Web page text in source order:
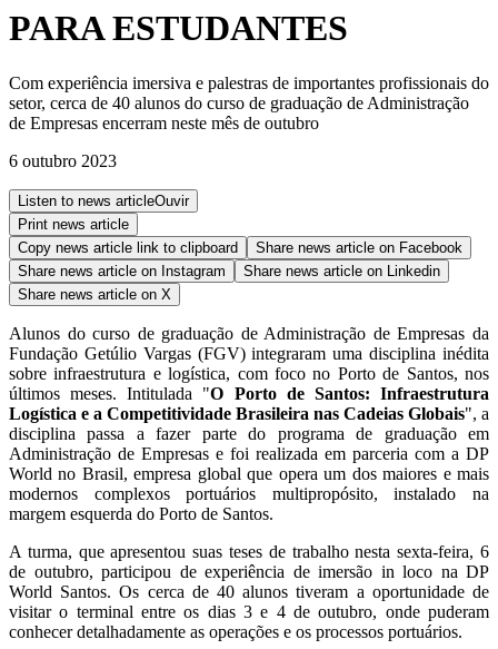
PARA ESTUDANTES
Com experiência imersiva e palestras de importantes profissionais do
setor, cerca de 40 alunos do curso de graduação de Administração
de Empresas encerram neste mês de outubro
6 outubro 2023
Listen to news articleOuvir
Print news article
Copy news article link to clipboard
Share news article on Facebook
Share news article on Instagram Share news article on
Linkedin
Share news article on X
Alunos do curso de graduação de Administração de Empresas da
Fundação Getúlio Vargas (FGV) integraram uma disciplina inédita
sobre infraestrutura e logística, com foco no Porto de Santos, nos
últimos meses. Intitulada "O Porto de Santos: Infraestrutura
Logística e a Competitividade Brasileira nas Cadeias Globais", a
disciplina passa a fazer parte do programa de graduação em
Administração de Empresas e foi realizada em parceria com a DP
World no Brasil, empresa global que opera um dos maiores e mais
modernos complexos portuários multipropósito, instalado na
margem esquerda do Porto de Santos.
A turma, que apresentou suas teses de trabalho nesta sexta-feira, 6
de outubro, participou de experiência de imersão in loco na DP
World Santos. Os cerca de 40 alunos tiveram a oportunidade de
visitar o terminal entre os dias 3 e 4 de outubro, onde puderam
conhecer detalhadamente as operações e os processos portuários.